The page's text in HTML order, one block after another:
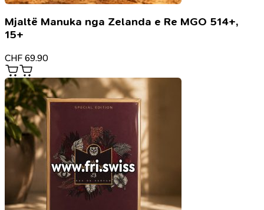
Mjaltë Manuka nga Zelanda e Re MGO 514+,
15+
CHF 69.90